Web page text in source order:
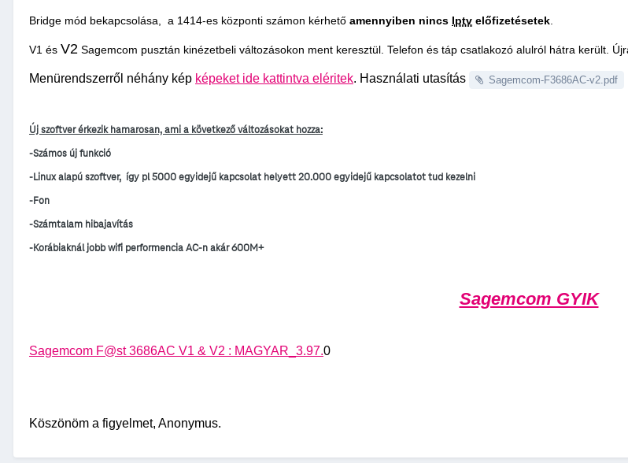
Bridge mód bekapcsolása, a 1414-es központi számon kérhető amennyiben nincs Iptv előfizetésetek.
V1 és V2 Sagemcom pusztán kinézetbeli változásokon ment keresztül. Telefon és táp csatlakozó alulról hátra került.
Menürendszerről néhány kép képeket ide kattintva eléritek. Használati utasítás Sagemcom-F3686AC-v2.pdf
Új szoftver érkezik hamarosan, ami a következő változásokat hozza:
-Számos új funkció
-Linux alapú szoftver, így pl 5000 egyidejű kapcsolat helyett 20.000 egyidejű kapcsolatot tud kezelni
-Fon
-Számtalam hibajavítás
-Korábiaknál jobb wifi performencia AC-n akár 600M+
Sagemcom GYIK
Sagemcom F@st 3686AC V1 & V2 : MAGYAR_3.97.0
Köszönöm a figyelmet, Anonymus.